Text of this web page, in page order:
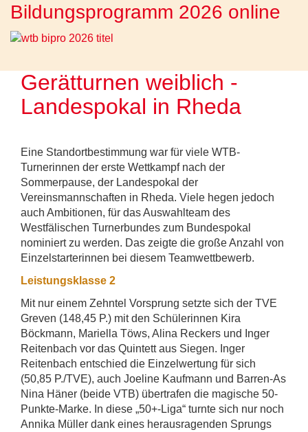
Bildungsprogramm 2026 online
Gerätturnen weiblich -
Landespokal in Rheda
Eine Standortbestimmung war für viele WTB-
Turnerinnen der erste Wettkampf nach der
Sommerpause, der Landespokal der
Vereinsmannschaften in Rheda. Viele hegen jedoch
auch Ambitionen, für das Auswahlteam des
Westfälischen Turnerbundes zum Bundespokal
nominiert zu werden. Das zeigte die große Anzahl von
Einzelstarterinnen bei diesem Teamwettbewerb.
Leistungsklasse 2
Mit nur einem Zehntel Vorsprung setzte sich der TVE
Greven (148,45 P.) mit den Schülerinnen Kira
Böckmann, Mariella Töws, Alina Reckers und Inger
Reitenbach vor das Quintett aus Siegen. Inger
Reitenbach entschied die Einzelwertung für sich
(50,85 P./TVE), auch Joeline Kaufmann und Barren-As
Nina Häner (beide VTB) übertrafen die magische 50-
Punkte-Marke. In diese „50+-Liga“ turnte sich nur noch
Annika Müller dank eines herausragenden Sprungs